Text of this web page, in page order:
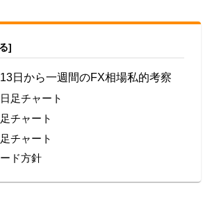
日から一週間のFX相場私的考察
足チャート
チャート
チャート
ド方針